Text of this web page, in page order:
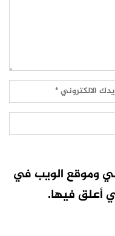
وموقع الويب في
أعلق فيها.